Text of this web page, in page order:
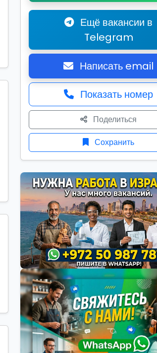
Ещё вакансии в
Telegram
Написать email
Показать номер
Поделиться
Сохранить